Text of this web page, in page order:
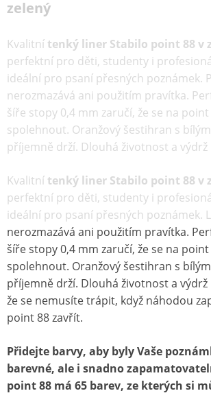
zelený
Kvalitní tenký liner Stabilo point 88 v
perfektní pro děti, studenty i
ideální pro psaní přesných poznámek.
nerozmazává ani použitím pravítka.
šíře stopy 0,4 mm zaručí, že se na
spolehnout. Oranžový šestihran s
příjemně drží. Dlouhá životnost a výdrž
Kvalitní tenký liner Stabilo point 88 v
perfektní pro děti, studenty i
ideální pro psaní přesných poznámek.
nerozmazává ani použitím pravítka.
šíře stopy 0,4 mm zaručí, že se na
spolehnout. Oranžový šestihran s
příjemně drží. Dlouhá životnost a výdrž
že se nemusíte trápit, když náhodou
point 88 zavřít.
Přidejte barvy, aby byly Vaše
barevné, ale i snadno
point 88 má 65 barev, ze kterých si